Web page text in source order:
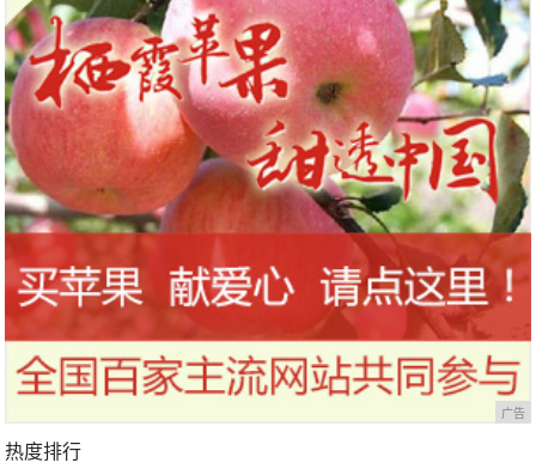
广告
热度排行